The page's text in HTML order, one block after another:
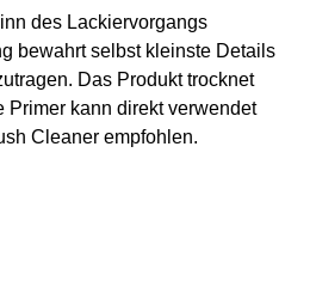
des Lackiervorgangs
bewahrt selbst kleinste Details
Das Produkt trocknet
kann direkt verwendet
Cleaner empfohlen.